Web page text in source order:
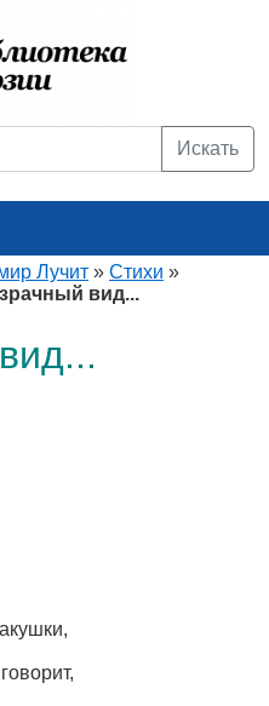
Искать
Лучит » Стихи »
вид...